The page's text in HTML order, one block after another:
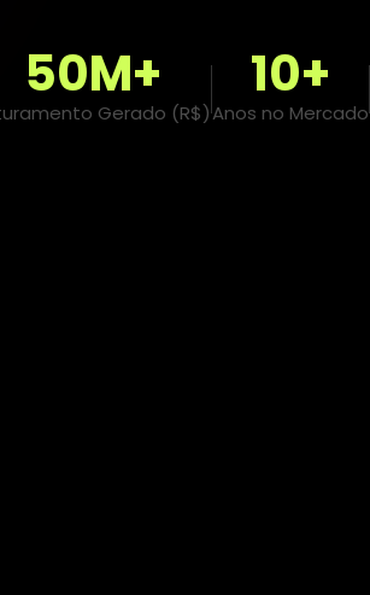
50M+
Gerado (R$)
10+
Anos no Mercado